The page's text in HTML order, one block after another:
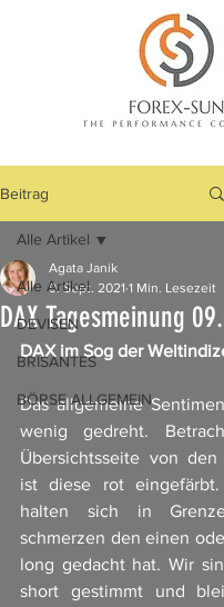
Beitrag
Alle Artikel
DEVISEN
BRISANTES
BÖRSE ALLGEMEIN
Alle Artikel
DAX Tagesmeinung
Agata Janik
9. Sept. 2021 1 Min. Lesezeit
DAX im Sog der
Das allgemeine
wenig gedreht.
Übersichtsseite von
ist diese rot
halten sich in
schmerzen den einen
long gedacht hat. Wir
short gestimmt und